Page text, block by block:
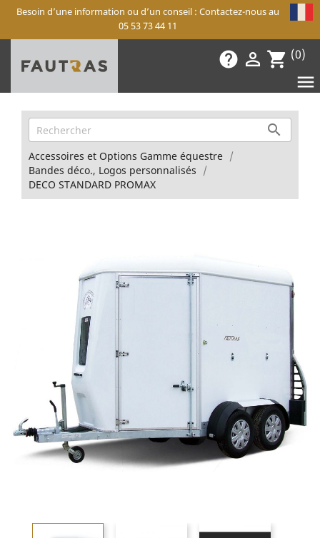
Besoin d’une information ou d’un conseil : Contactez-nous au
05 53 73 44 11
help  shopping_cart (0)


Accessoires et Options Gamme équestre
Bandes déco., Logos personnalisés
DECO STANDARD PROMAX